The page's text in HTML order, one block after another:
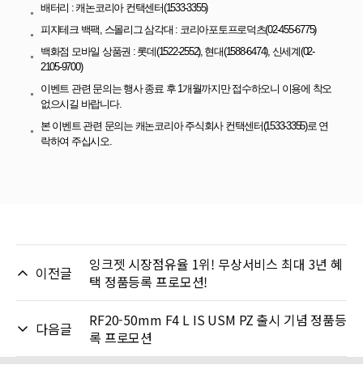
배터리 : 캐논코리아 컨택센터(1533-3355)
피지테크 백팩, 스몰리그 삼각대 : 코리아포토프로덕츠(02-455-6775)
백화점 모바일 상품권 : 롯데(1522-2552), 현대(1588-6474), 신세계(02-
2105-9700)
이벤트 관련 문의는 행사 종료 후 1개월까지만 접수하오니 이용에 착오
없으시길 바랍니다.
본 이벤트 관련 문의는 캐논코리아 주식회사 컨택센터(1533-3355)로 연
락하여 주십시오.
이전글
잉크젯 시장점유율 1위! 무상서비스 최대 3년 혜
택 정품등록 프로모션!
다음글
RF20-50mm F4 L IS USM PZ 출시 기념 정품등
록 프로모션